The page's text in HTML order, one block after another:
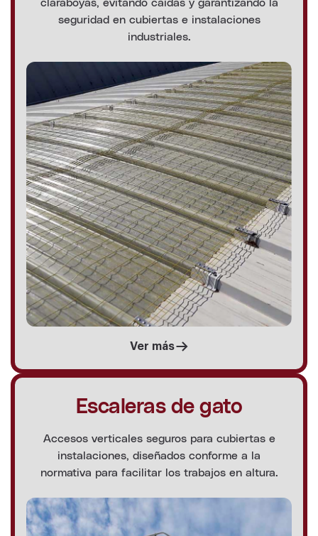
seguridad en cubiertas e instalaciones
industriales.
Ver más
Escaleras de gato
Accesos verticales seguros para cubiertas e
instalaciones, diseñados conforme a la
normativa para facilitar los trabajos en altura.